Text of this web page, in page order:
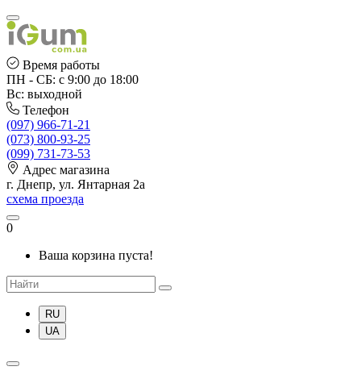
Время работы
ПН - СБ: с 9:00 до 18:00
Вс: выходной
Телефон
(097) 966-71-21
(073) 800-93-25
(099) 731-73-53
Адрес магазина
г. Днепр, ул. Янтарная 2а
схема проезда
0
Ваша корзина пуста!
RU
UA